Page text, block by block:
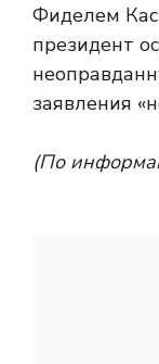
Фиделем
президент
заявления
(По